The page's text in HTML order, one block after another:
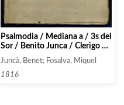
Psalmodia / Mediana a / 3s del
Sor / Benito Junca / Clerigo &
c. / 1ro tono / 1ro Verso;
Partido de / Mano Dre- / cha
6to Tono / del Sor Benito /
Juncà, Benet; Fosalva, Miquel
1816